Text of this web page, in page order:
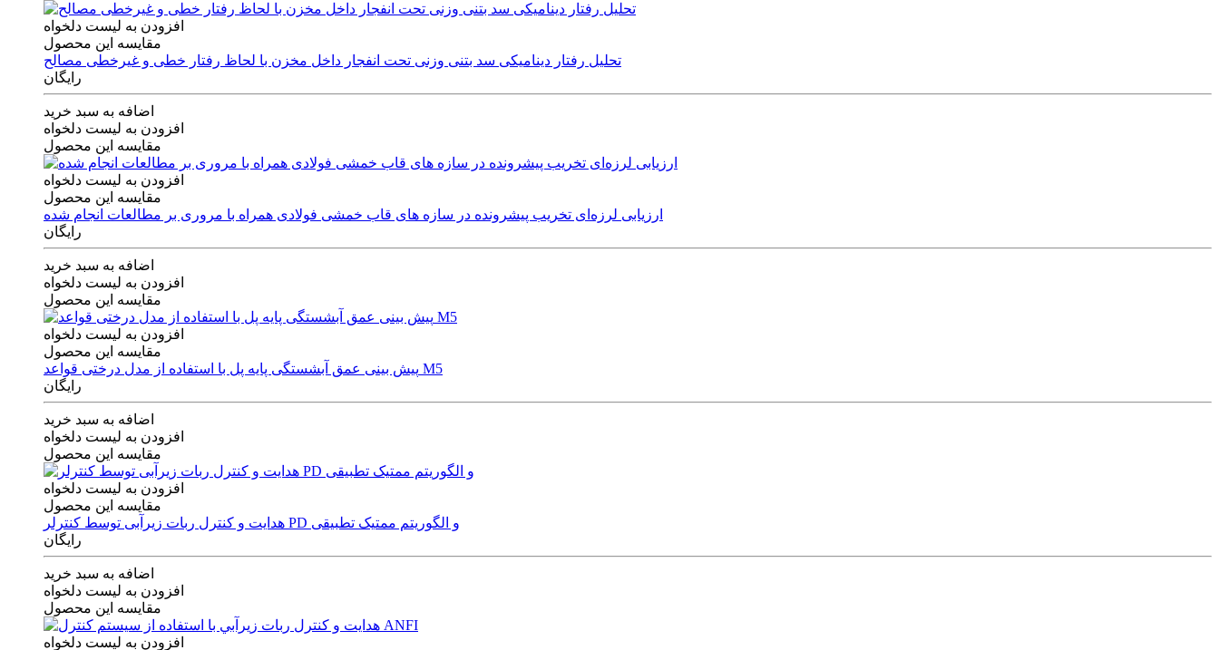
افزودن به لیست دلخواه
مقایسه این محصول
تحلیل رفتار دینامیکی سد بتنی وزنی تحت انفجار داخل مخزن با لحاظ رفتار خطی و غیرخطی مصالح
رایگان
اضافه به سبد خرید
افزودن به لیست دلخواه
مقایسه این محصول
افزودن به لیست دلخواه
مقایسه این محصول
ارزیابی لرزه‌ای تخریب پیشرونده در سازه های قاب خمشی فولادی همراه با مروری بر مطالعات انجام شده
رایگان
اضافه به سبد خرید
افزودن به لیست دلخواه
مقایسه این محصول
افزودن به لیست دلخواه
مقایسه این محصول
پیش بینی عمق آبشستگی پایه پل با استفاده از مدل درختی قواعد M5
رایگان
اضافه به سبد خرید
افزودن به لیست دلخواه
مقایسه این محصول
افزودن به لیست دلخواه
مقایسه این محصول
هدایت و کنترل ربات زیرآبی توسط کنترلر PD و الگوریتم ممتیک تطبیقی
رایگان
اضافه به سبد خرید
افزودن به لیست دلخواه
مقایسه این محصول
افزودن به لیست دلخواه